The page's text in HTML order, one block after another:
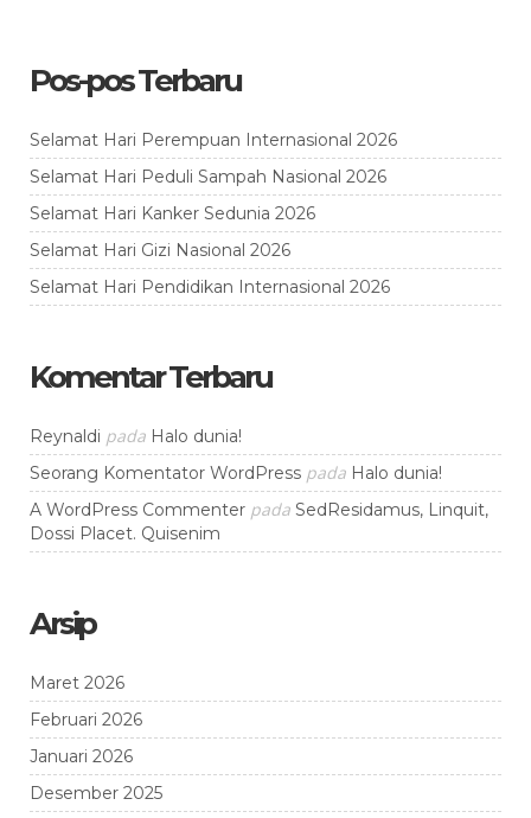
Pos-pos Terbaru
Selamat Hari Perempuan Internasional 2026
Selamat Hari Peduli Sampah Nasional 2026
Selamat Hari Kanker Sedunia 2026
Selamat Hari Gizi Nasional 2026
Selamat Hari Pendidikan Internasional 2026
Komentar Terbaru
Reynaldi pada Halo dunia!
Seorang Komentator WordPress pada Halo dunia!
A WordPress Commenter pada SedResidamus, Linquit,
Dossi Placet. Quisenim
Arsip
Maret 2026
Februari 2026
Januari 2026
Desember 2025